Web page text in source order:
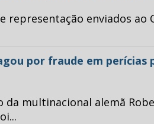
enviados ao
por fraude em perícias
multinacional alemã